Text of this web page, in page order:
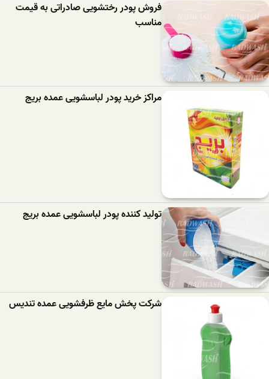
فروش پودر رختشویی صادراتی به قیمت
مناسب
مراکز خرید پودر لباسشویی عمده بریج
تولید کننده پودر لباسشویی عمده بریج
شرکت پخش مایع ظرفشویی عمده تندیس